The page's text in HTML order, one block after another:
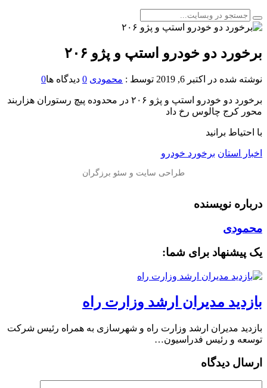
برخورد دو خودرو استپ و پژو ۲۰۶
نوشته شده در اکتبر 6, 2019 توسط : محمودی 0 دیدگاه ها0
برخورد دو خودرو استپ و پژو ۲۰۶ در محدوده پیچ رستوران هزاربند
محور کرج چالوس رخ داد
با احتیاط برانید
اخبار استان برخورد خودرو
درباره نویسنده
محمودی
یک پیشنهاد برای شما:
بازدید مدیران ارشد وزارت راه
بازدید مدیران ارشد وزارت راه و شهرسازی به همراه رئیس شرکت
توسعه و رئیس فدراسیون…
ارسال دیدگاه